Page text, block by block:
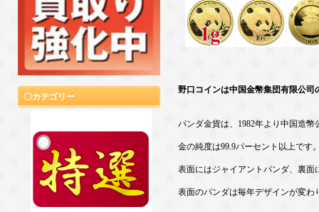
カテゴリー
野口コインは中国金幣集団有限公司
パンダ金貨は、1982年より中国造
金の純度は99.9パーセント以上です
表面にはジャイアントパンダ、裏
表面のパンダは毎年デザインが変わ